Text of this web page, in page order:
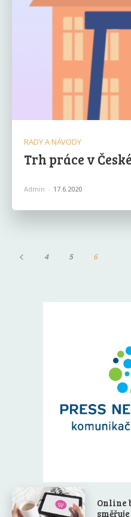
RADY A NÁVODY
Trh práce v
Admin - 17.6.2020
4 5 6
Online